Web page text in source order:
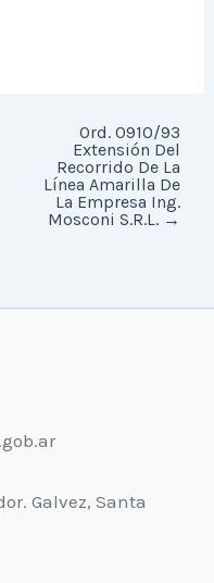
Ord. 0910/93
Extensión Del
Recorrido De La
Línea Amarilla De
La Empresa Ing.
Mosconi S.R.L. →
Galvez, Santa